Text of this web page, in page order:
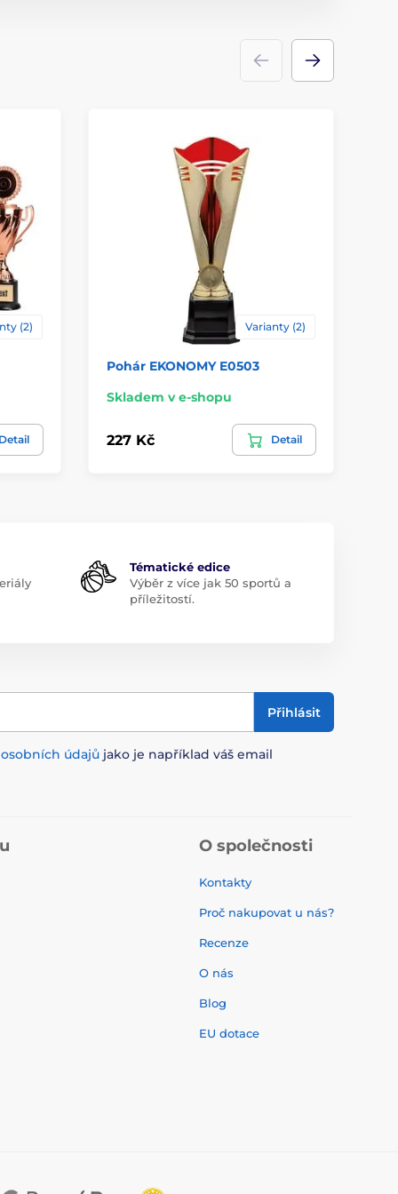
(2)
Detail
Varianty (2)
Pohár EKONOMY E0503
Skladem v e-shopu
227 Kč Detail
Tématické edice
Výběr z více jak 50 sportů a
příležitostí.
Přihlásit
osobních údajů jako je například váš email
O společnosti
Kontakty
Proč nakupovat u nás?
Recenze
O nás
Blog
EU dotace